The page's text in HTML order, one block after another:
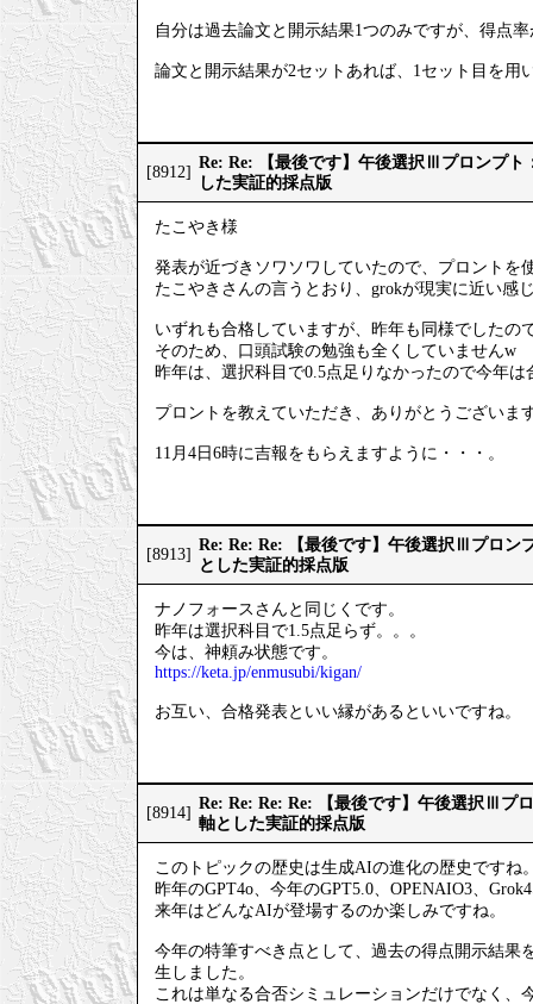
自分は過去論文と開示結果1つのみですが、得点
論文と開示結果が2セットあれば、1セット目を
[8912]
Re: Re: 【最後です】午後選択Ⅲプロンプト
した実証的採点版
たこやき様
発表が近づきソワソワしていたので、プロントを
たこやきさんの言うとおり、grokが現実に近い感
いずれも合格していますが、昨年も同様でしたの
そのため、口頭試験の勉強も全くしていませんw
昨年は、選択科目で0.5点足りなかったので今年
プロントを教えていただき、ありがとうございま
11月4日6時に吉報をもらえますように・・・。
[8913]
Re: Re: Re: 【最後です】午後選択Ⅲプロン
とした実証的採点版
ナノフォースさんと同じくです。
昨年は選択科目で1.5点足らず。。。
今は、神頼み状態です。
https://keta.jp/enmusubi/kigan/
お互い、合格発表といい縁があるといいですね。
[8914]
Re: Re: Re: Re: 【最後です】午後選択Ⅲプ
軸とした実証的採点版
このトピックの歴史は生成AIの進化の歴史ですね
昨年のGPT4o、今年のGPT5.0、OPENAIO3、
来年はどんなAIが登場するのか楽しみですね。
今年の特筆すべき点として、過去の得点開示結果
生しました。
これは単なる合否シミュレーションだけでなく